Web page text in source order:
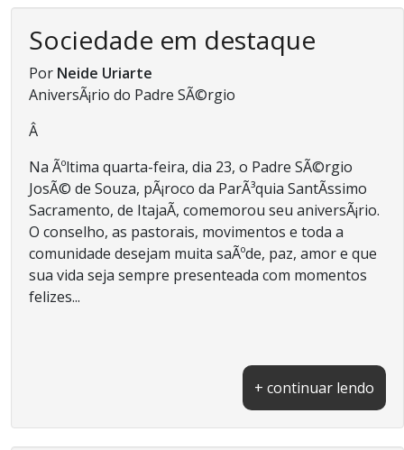
Sociedade em destaque
Por Neide Uriarte
AniversÃ¡rio do Padre SÃ©rgio
Â
Na Ãºltima quarta-feira, dia 23, o Padre SÃ©rgio
JosÃ© de Souza, pÃ¡roco da ParÃ³quia SantÃ­ssimo
Sacramento, de ItajaÃ­, comemorou seu aniversÃ¡rio.
O conselho, as pastorais, movimentos e toda a
comunidade desejam muita saÃºde, paz, amor e que
sua vida seja sempre presenteada com momentos
felizes...
+ continuar lendo